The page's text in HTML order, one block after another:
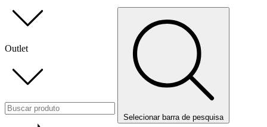
Outlet
Selecionar barra de pesquisa